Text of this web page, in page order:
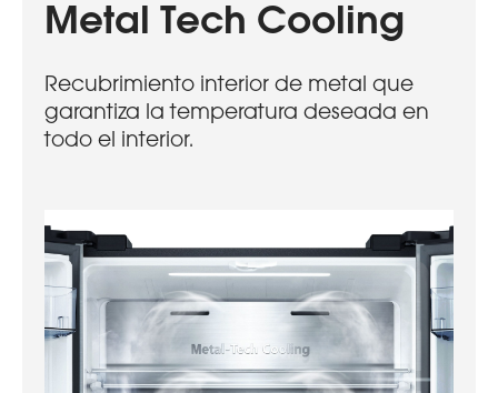
Metal Tech Cooling
Recubrimiento interior de metal que
garantiza la temperatura deseada en
todo el interior.